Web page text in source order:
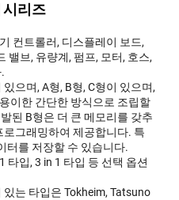
시리즈
컨트롤러, 디스플레이 보드,
밸브, 유량계, 펌프, 모터, 호스,
으며, A형, B형, C형이 있으며,
이한 간단한 방식으로 조립할
된 B형은 더 큰 메모리를 갖추
그래밍하여 제공합니다. 특
터를 저장할 수 있습니다.
타입, 3 in 1 타입 등 선택 옵션
는 타입은 Tokheim, Tatsuno